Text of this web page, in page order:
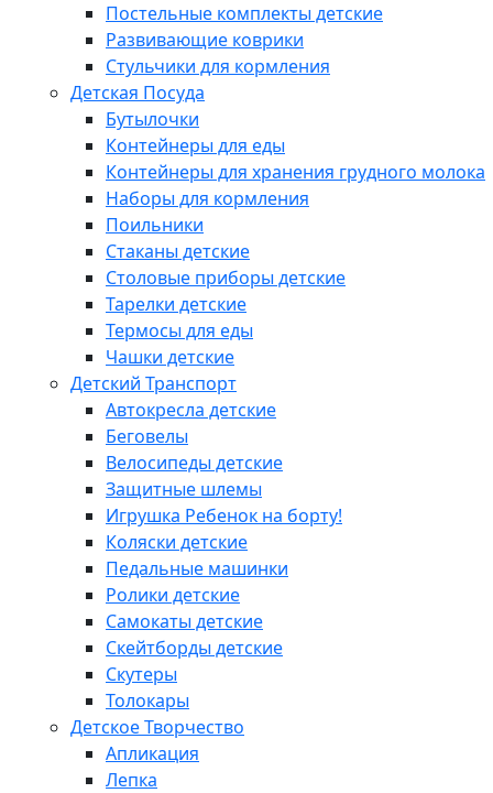
Постельные комплекты детские
Развивающие коврики
Стульчики для кормления
Детская Посуда
Бутылочки
Контейнеры для еды
Контейнеры для хранения грудного молока
Наборы для кормления
Поильники
Стаканы детские
Столовые приборы детские
Тарелки детские
Термосы для еды
Чашки детские
Детский Транспорт
Автокресла детские
Беговелы
Велосипеды детские
Защитные шлемы
Игрушка Ребенок на борту!
Коляски детские
Педальные машинки
Ролики детские
Самокаты детские
Скейтборды детские
Скутеры
Толокары
Детское Творчество
Апликация
Лепка